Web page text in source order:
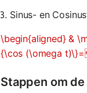
Sinus- en
\begin{aligned} &
{\cos (\omega
Stappen om